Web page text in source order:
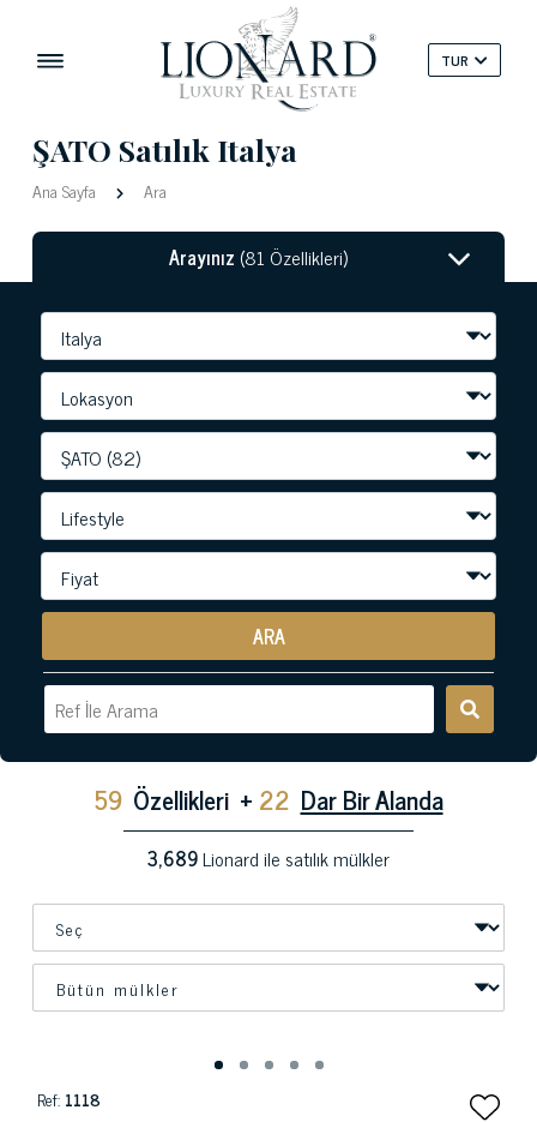
TUR
ŞATO Satılık Italya
Ana Sayfa Ara
Arayınız (81 Özellikleri)
ARA
59 Özellikleri + 22 Dar Bir Alanda
3,689Lionard ile satılık mülkler
Ref: 1118